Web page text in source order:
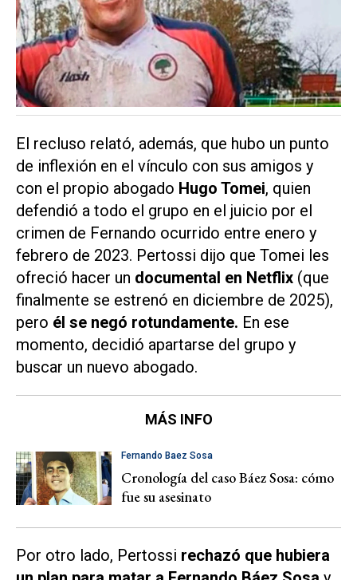
El recluso relató, además, que hubo un punto
de inflexión en el vínculo con sus amigos y
con el propio abogado Hugo Tomei, quien
defendió a todo el grupo en el juicio por el
crimen de Fernando ocurrido entre enero y
febrero de 2023. Pertossi dijo que Tomei les
ofreció hacer un documental en Netflix (que
finalmente se estrenó en diciembre de 2025),
pero él se negó rotundamente. En ese
momento, decidió apartarse del grupo y
buscar un nuevo abogado.
MÁS INFO
Fernando Baez Sosa
Cronología del caso Báez Sosa: cómo
fue su asesinato
Por otro lado, Pertossi rechazó que hubiera